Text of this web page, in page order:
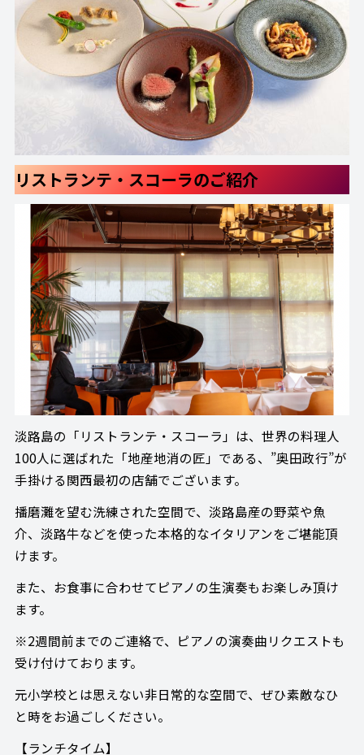
リストランテ・スコーラのご紹介
淡路島の「リストランテ・スコーラ」は、世界の料理人
100人に選ばれた「地産地消の匠」である、”奥田政行”が
手掛ける関西最初の店舗でございます。
播磨灘を望む洗練された空間で、淡路島産の野菜や魚
介、淡路牛などを使った本格的なイタリアンをご堪能頂
けます。
また、お食事に合わせてピアノの生演奏もお楽しみ頂け
ます。
※2週間前までのご連絡で、ピアノの演奏曲リクエストも
受け付けております。
元小学校とは思えない非日常的な空間で、ぜひ素敵なひ
と時をお過ごしください。
【ランチタイム】